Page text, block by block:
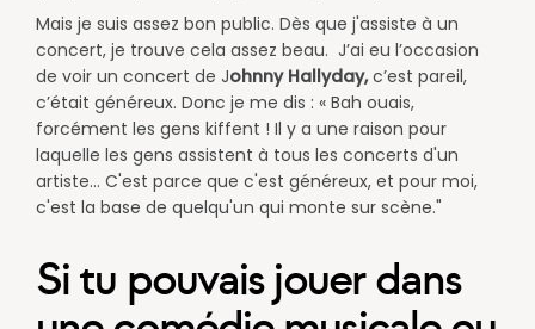
​Mais je suis assez bon public. Dès que j'assiste à un
concert, je trouve cela assez beau. J’ai eu l’occasion
de voir un concert de Johnny Hallyday,c’est pareil,
c’était généreux. Donc je me dis : « Bah ouais,
forcément les gens kiffent ! Il y a une raison pour
laquelle les gens assistent à tous les concerts d'un
artiste… C'est parce que c'est généreux, et pour moi,
c'est la base de quelqu'un qui monte sur scène."​
Si tu pouvais jouer dans